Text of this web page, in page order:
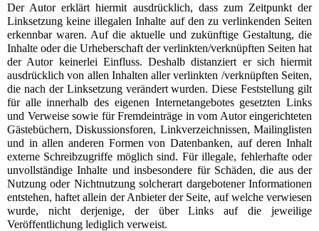
Der Autor erklärt hiermit ausdrücklich, dass zum Zeitpunkt der
Linksetzung keine illegalen Inhalte auf den zu verlinkenden Seiten
erkennbar waren. Auf die aktuelle und zukünftige Gestaltung, die
Inhalte oder die Urheberschaft der verlinkten/verknüpften Seiten hat
der Autor keinerlei Einfluss. Deshalb distanziert er sich hiermit
ausdrücklich von allen Inhalten aller verlinkten /verknüpften Seiten,
die nach der Linksetzung verändert wurden. Diese Feststellung gilt
für alle innerhalb des eigenen Internetangebotes gesetzten Links
und Verweise sowie für Fremdeinträge in vom Autor eingerichteten
Gästebüchern, Diskussionsforen, Linkverzeichnissen, Mailinglisten
und in allen anderen Formen von Datenbanken, auf deren Inhalt
externe Schreibzugriffe möglich sind. Für illegale, fehlerhafte oder
unvollständige Inhalte und insbesondere für Schäden, die aus der
Nutzung oder Nichtnutzung solcherart dargebotener Informationen
entstehen, haftet allein der Anbieter der Seite, auf welche verwiesen
wurde, nicht derjenige, der über Links auf die jeweilige
Veröffentlichung lediglich verweist.